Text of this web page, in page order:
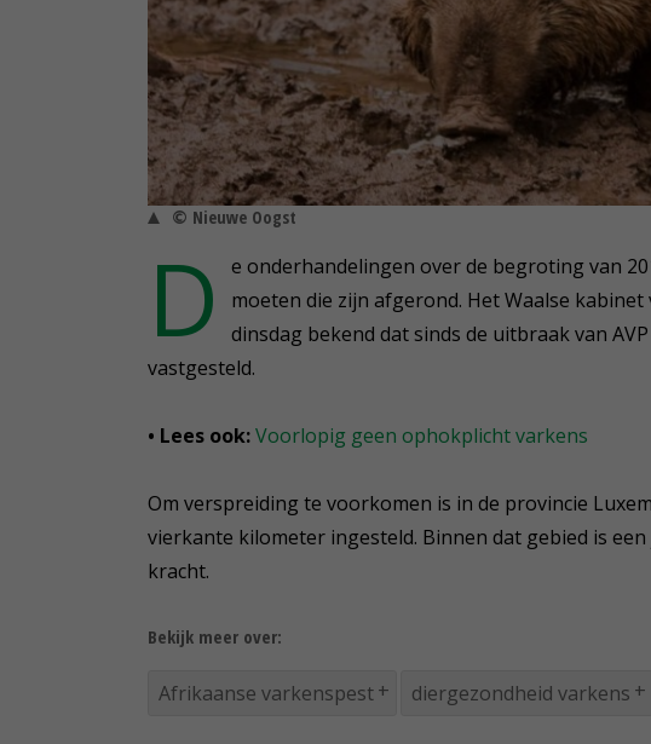
© Nieuwe Oogst
D
e onderhandelingen over de begroting van
moeten die zijn afgerond. Het Waalse
dinsdag bekend dat sinds de uitbraak van
vastgesteld.
• Lees ook:Voorlopig geen ophokplicht varkens
Om verspreiding te voorkomen is in de provincie
vierkante kilometer ingesteld. Binnen dat gebied is
kracht.
Bekijk meer over:
Afrikaanse varkenspest diergezondheid varkens